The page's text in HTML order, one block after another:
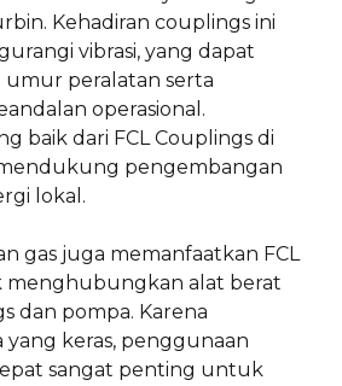
Kehadiran couplings ini
vibrasi, yang dapat
peralatan serta
operasional.
baik dari FCL Couplings di
pengembangan
lokal.
gas juga memanfaatkan FCL
alat berat
dan pompa. Karena
yang keras, penggunaan
sangat penting untuk